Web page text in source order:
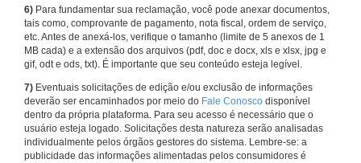
6) Para fundamentar sua reclamação, você pode anexar documentos,
tais como, comprovante de pagamento, nota fiscal, ordem de serviço,
etc. Antes de anexá-los, verifique o tamanho (limite de 5 anexos de 1
MB cada) e a extensão dos arquivos (pdf, doc e docx, xls e xlsx, jpg e
gif, odt e ods, txt). É importante que seu conteúdo esteja legível.
7) Eventuais solicitações de edição e/ou exclusão de informações
deverão ser encaminhados por meio do Fale Conosco disponível
dentro da própria plataforma. Para seu acesso é necessário que o
usuário esteja logado. Solicitações desta natureza serão analisadas
individualmente pelos órgãos gestores do sistema. Lembre-se: a
publicidade das informações alimentadas pelos consumidores é